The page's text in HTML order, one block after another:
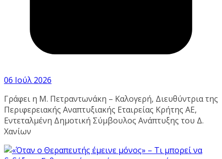
06 Ιούλ 2026
Γράφει η Μ. Πετραντωνάκη – Καλογερή, Διευθύντρια της
Περιφερειακής Αναπτυξιακής Εταιρείας Κρήτης ΑΕ,
Εντεταλμένη Δημοτική Σύμβουλος Ανάπτυξης του Δ.
Χανίων